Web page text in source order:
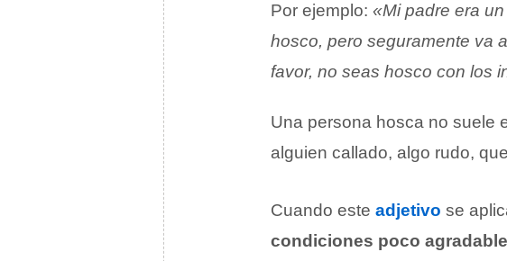
Por ejemplo: «Mi padre era
hosco, pero seguramente va
favor, no seas hosco con los
Una persona hosca no suele
alguien callado, algo rudo,
Cuando este adjetivo se
condiciones poco